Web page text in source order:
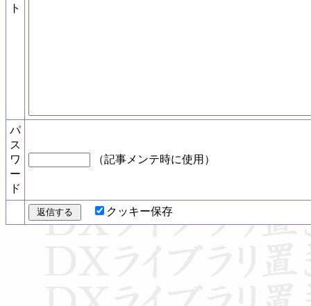
ト
パ
ス
ワ
ー
ド
（記事メンテ時に使用）
クッキー保存